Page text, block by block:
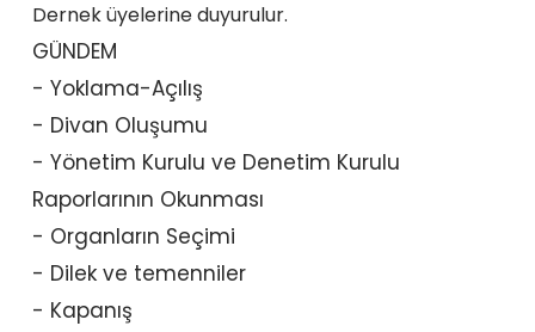
Dernek üyelerine duyurulur.
GÜNDEM
- Yoklama-Açılış
- Divan Oluşumu
- Yönetim Kurulu ve Denetim Kurulu
Raporlarının Okunması
- Organların Seçimi
- Dilek ve temenniler
- Kapanış